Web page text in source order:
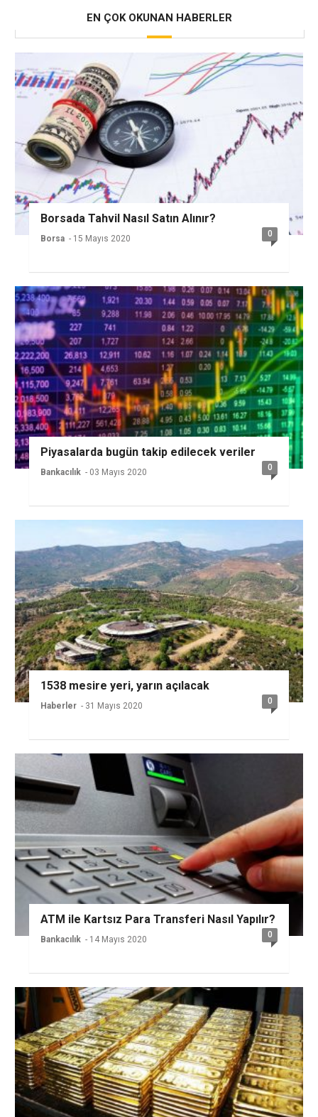
EN ÇOK OKUNAN HABERLER
Borsada Tahvil Nasıl Satın Alınır?
Borsa - 15 Mayıs 2020 0
Piyasalarda bugün takip edilecek veriler
Bankacılık - 03 Mayıs 2020 0
1538 mesire yeri, yarın açılacak
Haberler - 31 Mayıs 2020 0
ATM ile Kartsız Para Transferi Nasıl Yapılır?
Bankacılık - 14 Mayıs 2020 0